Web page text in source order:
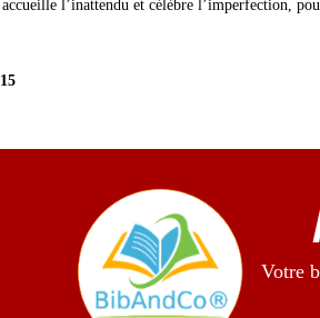
l’inattendu et célèbre l’imperfection,
Votre